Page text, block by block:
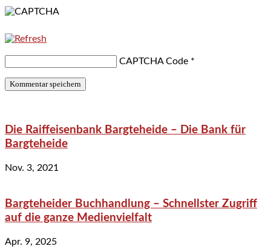
CAPTCHA Code *
Die Raiffeisenbank Bargteheide – Die Bank für
Bargteheide
Nov. 3, 2021
Bargteheider Buchhandlung – Schnellster Zugriff
auf die ganze Medienvielfalt
Apr. 9, 2025